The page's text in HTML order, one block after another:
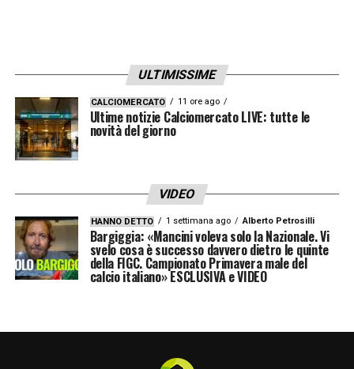
ULTIMISSIME
CALCIOMERCATO 11 ore ago
Ultime notizie Calciomercato LIVE: tutte le
novità del giorno
VIDEO
HANNO DETTO 1 settimana ago Alberto Petrosilli
Bargiggia: «Mancini voleva solo la Nazionale. Vi
svelo cosa è successo davvero dietro le quinte
della FIGC. Campionato Primavera male del
calcio italiano» ESCLUSIVA e VIDEO